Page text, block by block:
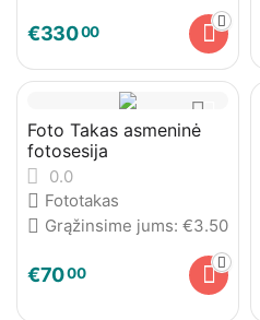
€33000
Foto Takas asmeninė
fotosesija
0.0
Fototakas
Grąžinsime jums: €3.50
€7000